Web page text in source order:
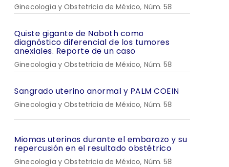
Ginecología y Obstetricia de México, Núm. 58
Quiste gigante de Naboth como
diagnóstico diferencial de los tumores
anexiales. Reporte de un caso
Ginecología y Obstetricia de México, Núm. 58
Sangrado uterino anormal y PALM COEIN
Ginecología y Obstetricia de México, Núm. 58
Miomas uterinos durante el embarazo y su
repercusión en el resultado obstétrico
Ginecología y Obstetricia de México, Núm. 58